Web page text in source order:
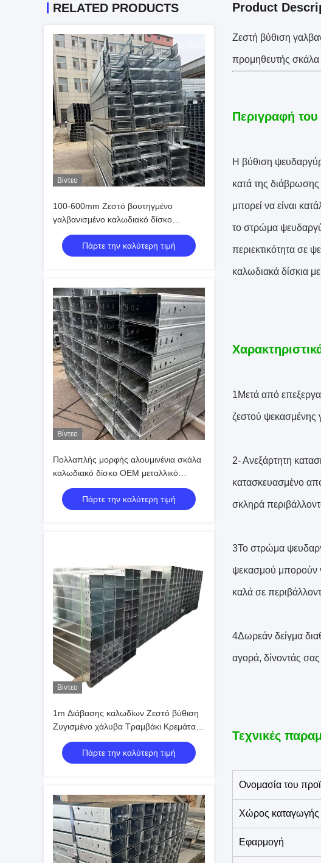
RELATED PRODUCTS
Βίντεο
100-600mm Ζεστό βουτηγμένο
γαλβανισμένο καλωδιακό δίσκο
Αντίσταση στη διάβρωση
Πάρτε την καλύτερη τιμή
Βίντεο
Πολλαπλής μορφής αλουμινένια σκάλα
καλωδιακό δίσκο OEM μεταλλικό
ηλεκτρικό κορμό
Πάρτε την καλύτερη τιμή
Βίντεο
1m Διάβασης καλωδίων Ζεστό βύθιση
Ζυγισμένο χάλυβα Τραμβάκι Κρεμάται \
τοίχος Mount
Πάρτε την καλύτερη τιμή
Product
Ζεστή βύθιση
προμηθευτής
Περιγραφή του
Η βύθιση
κατά της
μπορεί να είναι
το στρώμα
περιεκτικότητα σε
καλωδιακά δίσκια
1Μετά από
ζεστού ψεκασμένης
2- Ανεξάρτητη
κατασκευασμένο
σκληρά
3Το στρώμα
ψεκασμού μπορούν
καλά σε
4Δωρεάν δείγμα
αγορά, δίνοντάς
Τεχνικές
Ονομασία του
Χώρος καταγωγής
Εφαρμογή